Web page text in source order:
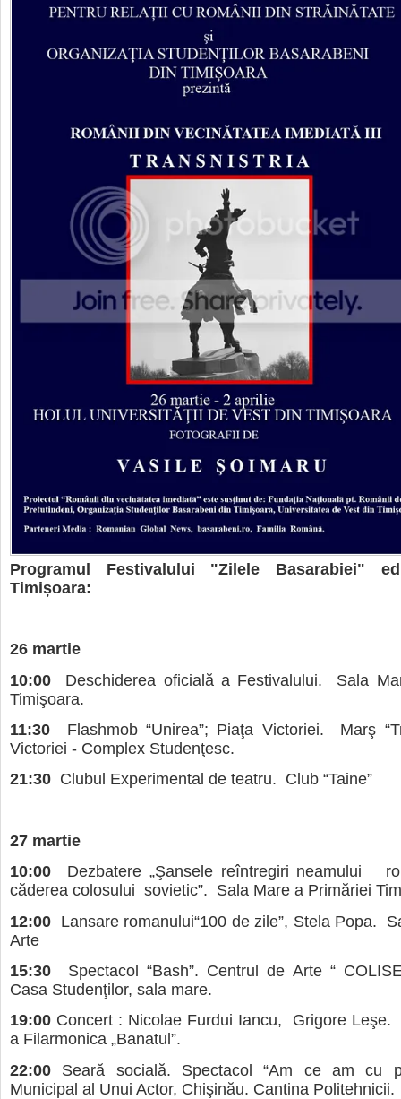
Programul Festivalului "Zilele Basarabiei"
Timișoara:
26 martie
10:00 Deschiderea oficială a Festivalului. Sala
Timişoara.
11:30 Flashmob “Unirea”; Piaţa Victoriei. Marş
Victoriei - Complex Studenţesc.
21:30 Clubul Experimental de teatru. Club “Taine”
27 martie
10:00 Dezbatere „Şansele reîntregiri neamului
căderea colosului sovietic”. Sala Mare a Primăriei
12:00 Lansare romanului“100 de zile”, Stela Popa.
Arte
15:30 Spectacol “Bash”. Centrul de Arte “
Casa Studenţilor, sala mare.
19:00 Concert : Nicolae Furdui Iancu, Grigore Leşe.
a Filarmonica „Banatul”.
22:00 Seară socială. Spectacol “Am ce am cu
Municipal al Unui Actor, Chişinău. Cantina Politehnicii.